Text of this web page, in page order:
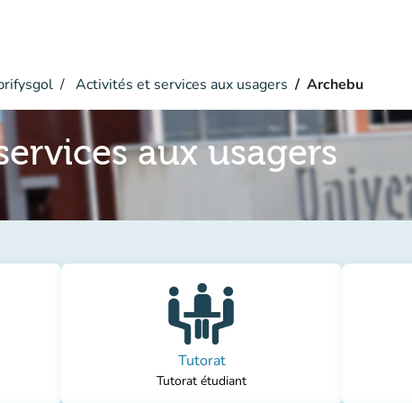
Activités et services aux usagers Archebu
aux usagers
Tutorat
Tutorat étudiant